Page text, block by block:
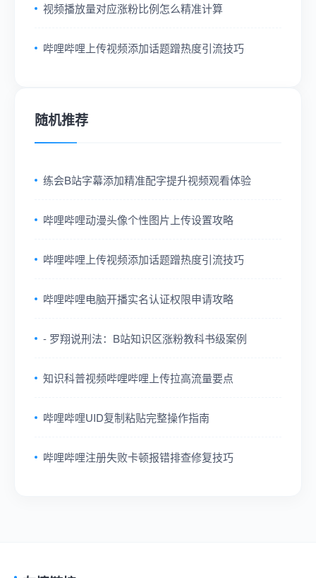
视频播放量对应涨粉比例怎么精准计算
哔哩哔哩上传视频添加话题蹭热度引流技巧
随机推荐
练会B站字幕添加精准配字提升视频观看体验
哔哩哔哩动漫头像个性图片上传设置攻略
哔哩哔哩上传视频添加话题蹭热度引流技巧
哔哩哔哩电脑开播实名认证权限申请攻略
- 罗翔说刑法：B站知识区涨粉教科书级案例
知识科普视频哔哩哔哩上传拉高流量要点
哔哩哔哩UID复制粘贴完整操作指南
哔哩哔哩注册失败卡顿报错排查修复技巧